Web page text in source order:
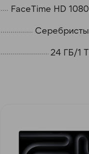
FaceTime HD
24 ГБ/1